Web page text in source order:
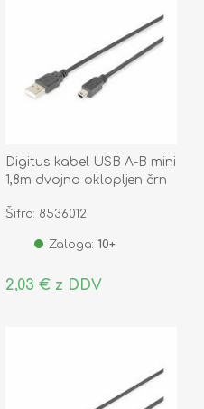
Digitus kabel USB A-B mini
1,8m dvojno oklopljen črn
Šifra: 8536012
Zaloga: 10+
2,03 € z DDV